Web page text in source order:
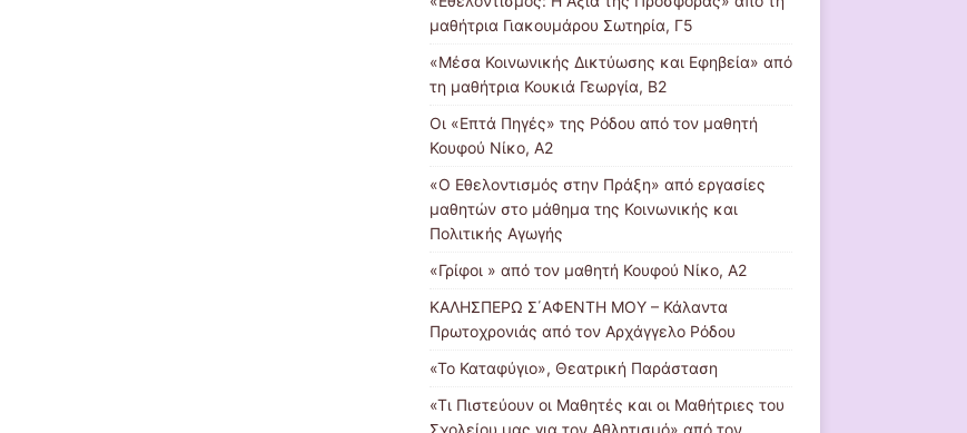
μαθήτρια Γιακουμάρου Σωτηρία, Γ5
«Μέσα Κοινωνικής Δικτύωσης και Εφηβεία» από
τη μαθήτρια Κουκιά Γεωργία, Β2
Οι «Επτά Πηγές» της Ρόδου από τον μαθητή
Κουφού Νίκο, Α2
«Ο Εθελοντισμός στην Πράξη» από εργασίες
μαθητών στο μάθημα της Κοινωνικής και
Πολιτικής Αγωγής
«Γρίφοι » από τον μαθητή Κουφού Νίκο, Α2
ΚΑΛΗΣΠΕΡΩ Σ΄ΑΦΕΝΤΗ ΜΟΥ – Κάλαντα
Πρωτοχρονιάς από τον Αρχάγγελο Ρόδου
«Το Καταφύγιο», Θεατρική Παράσταση
«Τι Πιστεύουν οι Μαθητές και οι Μαθήτριες του
Σχολείου μας για τον Αθλητισμό» από τον